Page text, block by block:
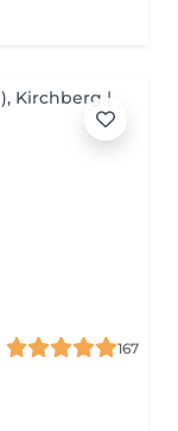
167